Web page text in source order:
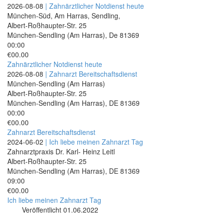
2026-08-08 | Zahnärztlicher Notdienst heute
München-Süd, Am Harras, Sendling,
Albert-Roßhaupter-Str. 25
München-Sendling (Am Harras), De 81369
00:00
€00.00
Zahnärztlicher Notdienst heute
2026-08-08 | Zahnarzt Bereitschaftsdienst
München-Sendling (Am Harras)
Albert-Roßhaupter-Str. 25
München-Sendling (Am Harras), DE 81369
00:00
€00.00
Zahnarzt Bereitschaftsdienst
2024-06-02 | Ich liebe meinen Zahnarzt Tag
Zahnarztpraxis Dr. Karl- Heinz Leitl
Albert-Roßhaupter-Str. 25
München-Sendling (Am Harras), DE 81369
09:00
€00.00
Ich liebe meinen Zahnarzt Tag
Veröffentlicht 01.06.2022